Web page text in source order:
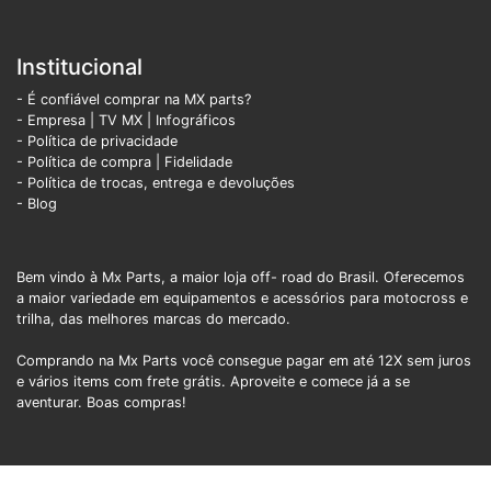
Institucional
- É confiável comprar na MX parts?
- Empresa
TV MX
Infográficos
- Política de privacidade
- Política de compra | Fidelidade
- Política de trocas, entrega e devoluções
- Blog
Bem vindo à Mx Parts, a maior loja off- road do Brasil. Oferecemos
a maior variedade em equipamentos e acessórios para motocross e
trilha, das melhores marcas do mercado.
Comprando na Mx Parts você consegue pagar em até 12X sem juros
e vários items com frete grátis. Aproveite e comece já a se
aventurar. Boas compras!